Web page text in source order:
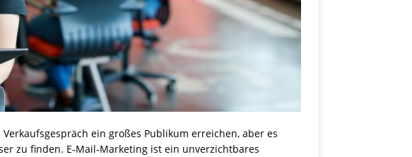
ein großes Publikum erreichen, aber es
zu finden. E-Mail-Marketing ist ein unverzichtbares